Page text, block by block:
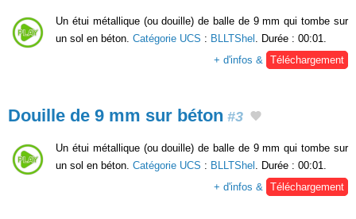
Un étui métallique (ou douille) de balle de 9 mm qui tombe sur
un sol en béton. Catégorie UCS : BLLTShel
. Durée : 00:01.
+ d'infos &
Téléchargement
Douille de 9 mm sur béton #3
Un étui métallique (ou douille) de balle de 9 mm qui tombe sur
un sol en béton. Catégorie UCS : BLLTShel . Durée : 00:01.
+ d'infos &
Téléchargement